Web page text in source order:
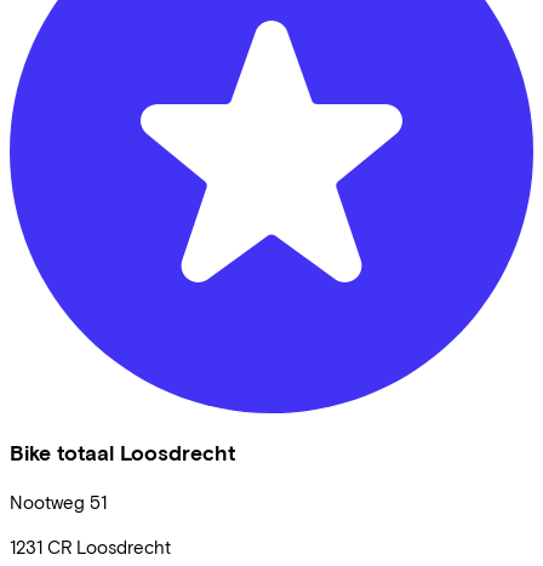
Bike totaal Loosdrecht
Nootweg 51
1231 CR Loosdrecht